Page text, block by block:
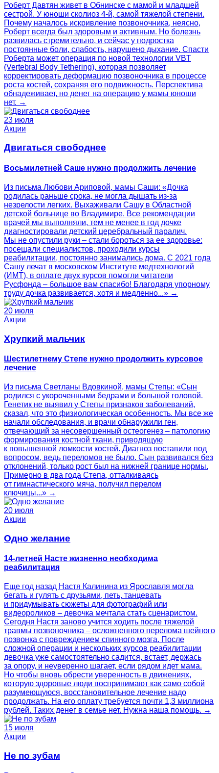
Роберт Давтян живет в Обнинске с мамой и младшей
сестрой. У юноши сколиоз 4‑й, самой тяжелой степени.
Почему началось искривление позвоночника, неясно,
Роберт всегда был здоровым и активным. Но болезнь
развилась стремительно, и сейчас у подростка
постоянные боли, слабость, нарушено дыхание. Спасти
Роберта может операция по новой технологии VBT
(Vertebral Body Tethering), которая позволяет
корректировать деформацию позвоночника в процессе
роста костей, сохраняя его подвижность. Перспектива
обнадеживает, но денег на операцию у мамы юноши
нет. →
23 июля
Акции
Двигаться свободнее
Восьмилетней Саше нужно продолжить лечение
Из письма Любови Ариповой, мамы Саши: «Дочка
родилась раньше срока, не могла дышать из-за
незрелости легких. Выхаживали Сашу в Областной
детской больнице во Владимире. Все рекомендации
врачей мы выполняли, тем не менее в год дочке
диагностировали детский церебральный паралич.
Мы не опустили руки – стали бороться за ее здоровье:
посещали специалистов, проходили курсы
реабилитации, постоянно занимались дома. С 2021 года
Сашу лечат в московском Институте медтехнологий
(ИМТ), в оплате двух курсов помогли читатели
Русфонда – большое вам спасибо! Благодаря упорному
труду дочка развивается, хотя и медленно...» →
20 июля
Акции
Хрупкий мальчик
Шестилетнему Степе нужно продолжить курсовое
лечение
Из письма Светланы Вдовкиной, мамы Степы: «Сын
родился с укороченными бедрами и большой головой.
Генетик не выявил у Степы признаков заболеваний,
сказал, что это физиологическая особенность. Мы все же
начали обследования, и врачи обнаружили ген,
отвечающий за несовершенный остеогенез – патологию
формирования костной ткани, приводящую
к повышенной ломкости костей. Диагноз поставили под
вопросом, ведь переломов не было. Сын развивался без
отклонений, только рост был на нижней границе нормы.
Примерно в два года Степа, отталкиваясь
от гимнастического мяча, получил перелом
ключицы...» →
20 июля
Акции
Одно желание
14-летней Насте жизненно необходима
реабилитация
Еще год назад Настя Калинина из Ярославля могла
бегать и гулять с друзьями, петь, танцевать
и придумывать сюжеты для фотографий или
видеороликов – девочка мечтала стать сценаристом.
Сегодня Настя заново учится ходить после тяжелой
травмы позвоночника – осложненного перелома шейного
позвонка с повреждением спинного мозга. После
сложной операции и нескольких курсов реабилитации
девочка уже самостоятельно садится, встает, держась
за опору, и неуверенно шагает, если рядом идет мама.
Но чтобы вновь обрести уверенность в движениях,
которую здоровые люди воспринимают как само собой
разумеющуюся, восстановительное лечение надо
продолжать. На его оплату требуется почти 1,3 миллиона
рублей. Таких денег в семье нет. Нужна наша помощь. →
15 июля
Акции
Не по зубам